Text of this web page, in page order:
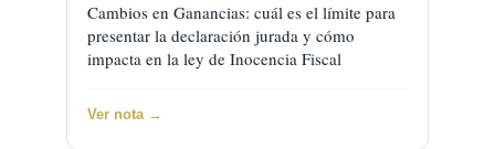
Cambios en Ganancias: cuál es el límite para
presentar la declaración jurada y cómo
impacta en la ley de Inocencia Fiscal
Ver nota →